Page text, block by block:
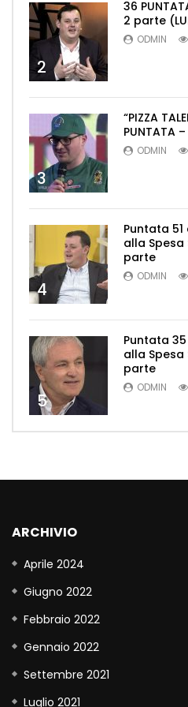
2
36
2 parte
ODMIN
3
“PIZZA
PUNTATA –
ODMIN
4
Puntata
alla Spesa
parte
ODMIN
5
Puntata
alla Spesa
parte
ODMIN
ARCHIVIO
Aprile 2024
Giugno 2022
Febbraio 2022
Gennaio 2022
Settembre 2021
Luglio 2021